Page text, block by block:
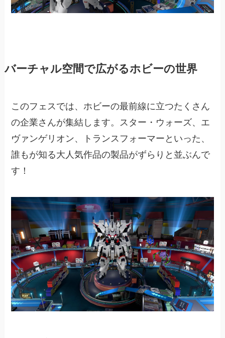
バーチャル空間で広がるホビーの世界
このフェスでは、ホビーの最前線に立つたくさん
の企業さんが集結します。スター・ウォーズ、エ
ヴァンゲリオン、トランスフォーマーといった、
誰もが知る大人気作品の製品がずらりと並ぶんで
す！